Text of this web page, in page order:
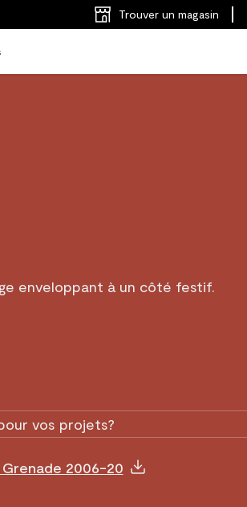
Trouver un magasin
enveloppant à un côté festif.
vos projets?
2006-20